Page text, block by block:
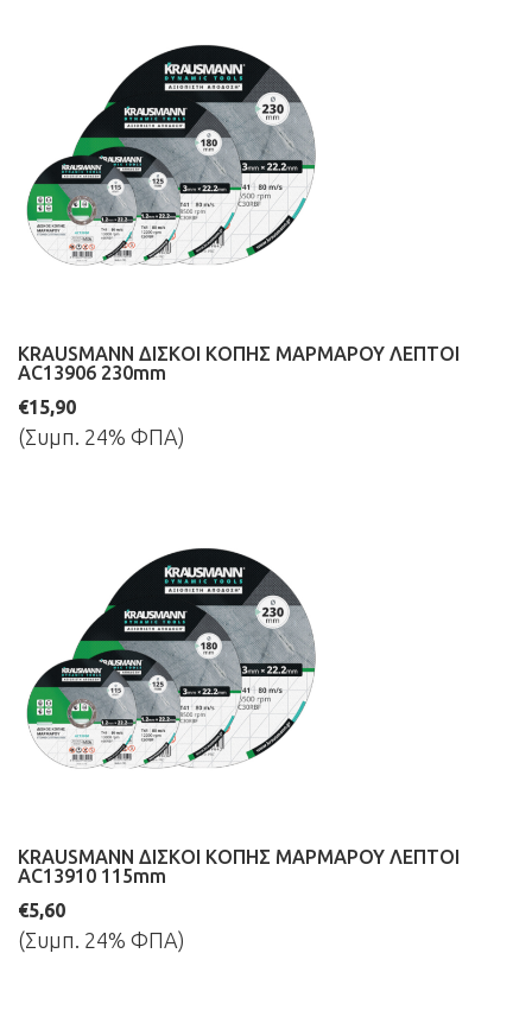
KRAUSMANN ΔΙΣΚΟΙ ΚΟΠΗΣ ΜΑΡΜΑΡΟΥ ΛΕΠΤΟΙ
AC13906 230mm
€15,90
(Συμπ. 24% ΦΠΑ)
KRAUSMANN ΔΙΣΚΟΙ ΚΟΠΗΣ ΜΑΡΜΑΡΟΥ ΛΕΠΤΟΙ
AC13910 115mm
€5,60
(Συμπ. 24% ΦΠΑ)